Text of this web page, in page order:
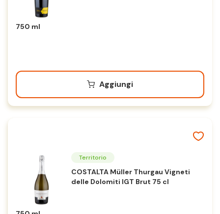
750 ml
Aggiungi
Territorio
COSTALTA Müller Thurgau Vigneti
delle Dolomiti IGT Brut 75 cl